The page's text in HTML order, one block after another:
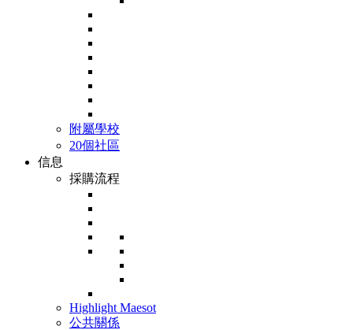
附屬學校
20個社區
信息
採購流程
Highlight Maesot
公共關係